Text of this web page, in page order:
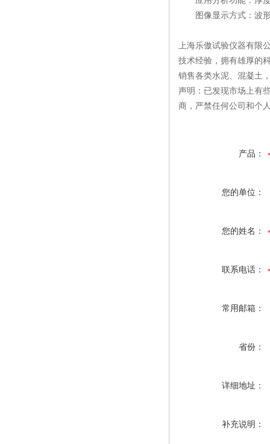
图像显示方式：波形
上海乐傲试验仪器有限
技术经验，拥有雄厚的
销售各类水泥、混凝土
声明：已发现市场上有
商，严禁任何公司和个
产品：
您的单位：
您的姓名：
联系电话：
常用邮箱：
省份：
详细地址：
补充说明：